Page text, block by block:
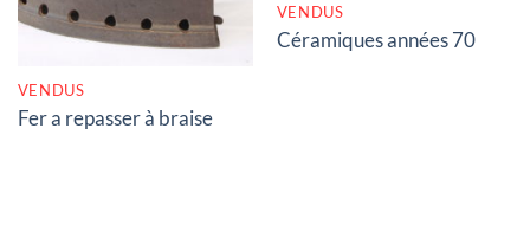
VENDUS
Fer a repasser à braise
VENDUS
Céramiques années 70